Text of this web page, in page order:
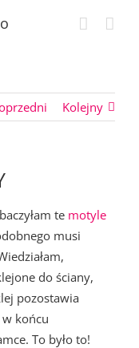
Kolejny
te motyle
musi
do ściany,
pozostawia
w końcu
To było to!